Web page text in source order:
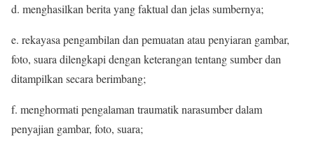
d. menghasilkan berita yang faktual dan jelas sumbernya;
e. rekayasa pengambilan dan pemuatan atau penyiaran gambar,
foto, suara dilengkapi dengan keterangan tentang sumber dan
ditampilkan secara berimbang;
f. menghormati pengalaman traumatik narasumber dalam
penyajian gambar, foto, suara;